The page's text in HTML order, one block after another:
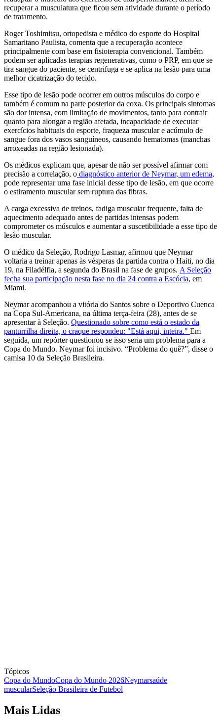
recuperar a musculatura que ficou sem atividade durante o período
de tratamento.
Roger Toshimitsu, ortopedista e médico do esporte do Hospital
Samaritano Paulista, comenta que a recuperação acontece
principalmente com base em fisioterapia convencional. Também
podem ser aplicadas terapias regenerativas, como o PRP, em que se
tira sangue do paciente, se centrifuga e se aplica na lesão para uma
melhor cicatrização do tecido.
Esse tipo de lesão pode ocorrer em outros músculos do corpo e
também é comum na parte posterior da coxa. Os principais sintomas
são dor intensa, com limitação de movimentos, tanto para contrair
quanto para alongar a região afetada, incapacidade de executar
exercícios habituais do esporte, fraqueza muscular e acúmulo de
sangue fora dos vasos sanguíneos, causando hematomas (manchas
arroxeadas na região lesionada).
Os médicos explicam que, apesar de não ser possível afirmar com
precisão a correlação, o diagnóstico anterior de Neymar, um edema,
pode representar uma fase inicial desse tipo de lesão, em que ocorre
o estiramento muscular sem ruptura das fibras.
A carga excessiva de treinos, fadiga muscular frequente, falta de
aquecimento adequado antes de partidas intensas podem
comprometer os músculos e aumentar a suscetibilidade a esse tipo de
lesão muscular.
O médico da Seleção, Rodrigo Lasmar, afirmou que Neymar
voltaria a treinar apenas às vésperas da partida contra o Haiti, no dia
19, na Filadélfia, a segunda do Brasil na fase de grupos. A Seleção
fecha sua participação nesta fase no dia 24 contra a Escócia, em
Miami.
Neymar acompanhou a vitória do Santos sobre o Deportivo Cuenca
na Copa Sul-Americana, na última terça-feira (28), antes de se
apresentar à Seleção. Questionado sobre como está o estado da
panturrilha direita, o craque respondeu: "Está aqui, inteira." Em
seguida, um repórter questionou se isso seria um problema para a
Copa do Mundo. Neymar foi incisivo. “Problema do quê?”, disse o
camisa 10 da Seleção Brasileira.
Tópicos
Copa do MundoCopa do Mundo 2026Neymarsaúde
muscularSeleção Brasileira de Futebol
Mais Lidas